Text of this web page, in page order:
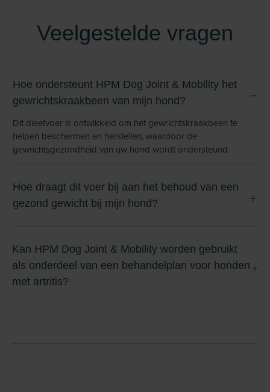
Veelgestelde vragen
Hoe ondersteunt HPM Dog Joint & Mobility het
gewrichtskraakbeen van mijn hond?
Dit dieetvoer is ontwikkeld om het gewrichtskraakbeen te
helpen beschermen en herstellen, waardoor de
gewrichtsgezondheid van uw hond wordt ondersteund.
Hoe draagt dit voer bij aan het behoud van een
gezond gewicht bij mijn hond?
Kan HPM Dog Joint & Mobility worden gebruikt
als onderdeel van een behandelplan voor honden
met artritis?